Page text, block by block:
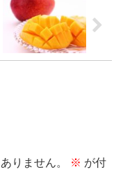
りません。 ※ が付